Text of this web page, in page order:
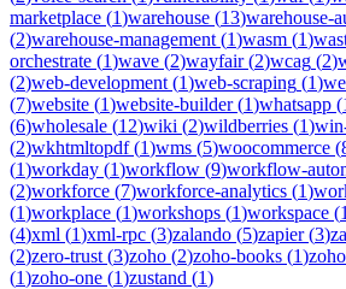
marketplace (1)warehouse (13)warehouse-
(2)warehouse-management (1)wasm (1)
orchestrate (1)wave (2)wayfair(2)wcag (2)
(2)web-development (1)web-scraping (1)
(7)website (1)website-builder(1)whatsapp (
(6)wholesale (12)wiki (2)wildberries (1)
(2)wkhtmltopdf(1)wms (5)woocommerce (
(1)workday (1)workflow (9)workflow-
(2)workforce (7)workforce-analytics (1)
(1)workplace (1)workshops (1)workspace (1
(4)xml (1)xml-rpc (3)zalando (5)zapier(3)
(2)zero-trust (3)zoho (2)zoho-books (1)
(1)zoho-one (1)zustand (1)